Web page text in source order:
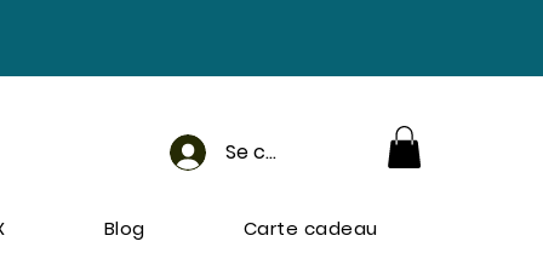
Se connecter
Blog Carte cadeau